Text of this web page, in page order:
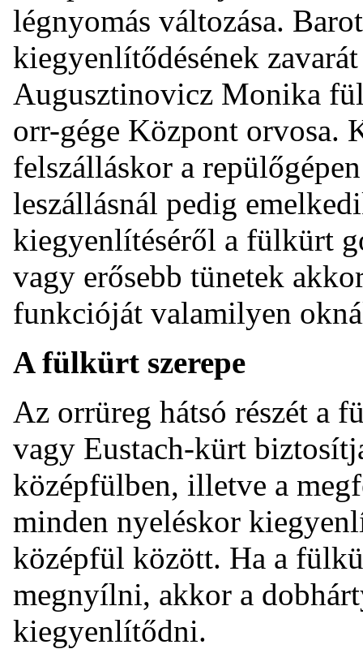
légnyomás változása.
kiegyenlítődésének
Augusztinovicz Monika
orr-gége Központ orvosa.
felszálláskor a
leszállásnál pedig
kiegyenlítéséről a fülkürt
vagy erősebb tünetek
funkcióját valamilyen
A fülkürt szerepe
Az orrüreg hátsó részét a
vagy Eustach-kürt
középfülben, illetve a
minden nyeléskor
középfül között. Ha a
megnyílni, akkor a
kiegyenlítődni.